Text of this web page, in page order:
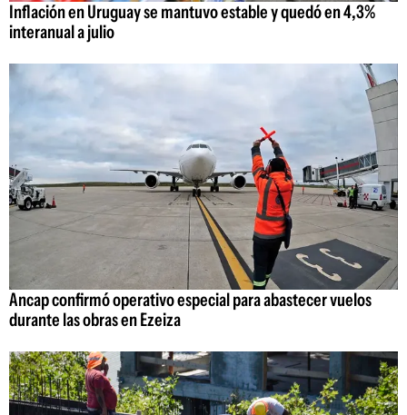
Inflación en Uruguay se mantuvo estable y quedó en 4,3%
interanual a julio
Ancap confirmó operativo especial para abastecer vuelos
durante las obras en Ezeiza